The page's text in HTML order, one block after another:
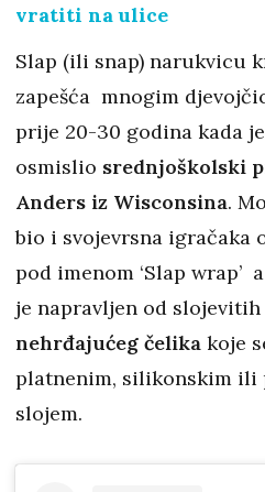
vratiti na ulice
Slap (ili snap) narukvicu
zapešća mnogim
prije 20-30 godina kada
osmislio srednjoškolski
Anders iz Wisconsina.
bio i svojevrsna igračaka
pod imenom ‘Slap wrap’
je napravljen od
nehrđajućeg čelika koje
platnenim, silikonskim ili
slojem.